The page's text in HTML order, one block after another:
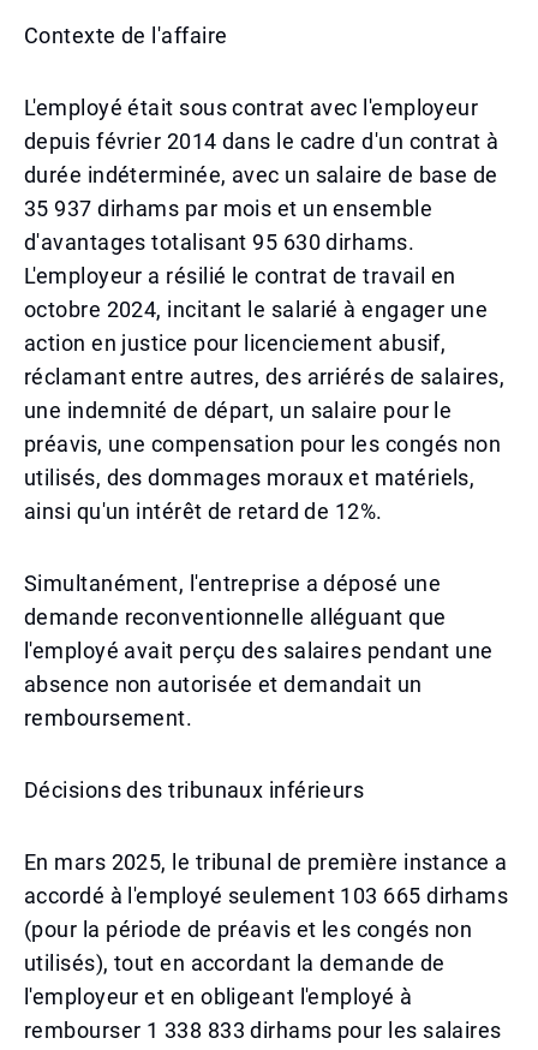
Contexte de l'affaire
L'employé était sous contrat avec l'employeur
depuis février 2014 dans le cadre d'un contrat à
durée indéterminée, avec un salaire de base de
35 937 dirhams par mois et un ensemble
d'avantages totalisant 95 630 dirhams.
L'employeur a résilié le contrat de travail en
octobre 2024, incitant le salarié à engager une
action en justice pour licenciement abusif,
réclamant entre autres, des arriérés de salaires,
une indemnité de départ, un salaire pour le
préavis, une compensation pour les congés non
utilisés, des dommages moraux et matériels,
ainsi qu'un intérêt de retard de 12%.
Simultanément, l'entreprise a déposé une
demande reconventionnelle alléguant que
l'employé avait perçu des salaires pendant une
absence non autorisée et demandait un
remboursement.
Décisions des tribunaux inférieurs
En mars 2025, le tribunal de première instance a
accordé à l'employé seulement 103 665 dirhams
(pour la période de préavis et les congés non
utilisés), tout en accordant la demande de
l'employeur et en obligeant l'employé à
rembourser 1 338 833 dirhams pour les salaires